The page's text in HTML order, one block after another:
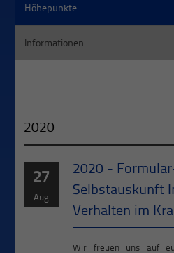
Höhepunkte
Informationen
2020
27
Aug
2020 -
Selbstauskunft
Verhalten im
Wir freuen uns auf